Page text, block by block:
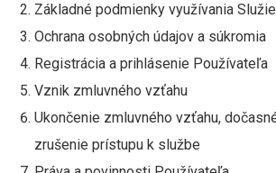
Základné podmienky využívania
Ochrana osobných údajov a súkromia
Registrácia a prihlásenie Používateľa
Vznik zmluvného vzťahu
Ukončenie zmluvného vzťahu,
zrušenie prístupu k službe